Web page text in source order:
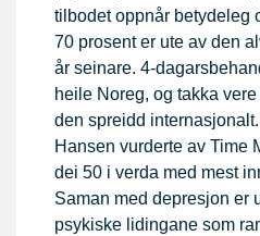
tilbodet oppnår betydeleg
70 prosent er ute av den
år seinare. 4-
heile Noreg, og takka
den spreidd
Hansen vurderte av Time
dei 50 i verda med mest
Saman med depresjon er
psykiske lidingane som